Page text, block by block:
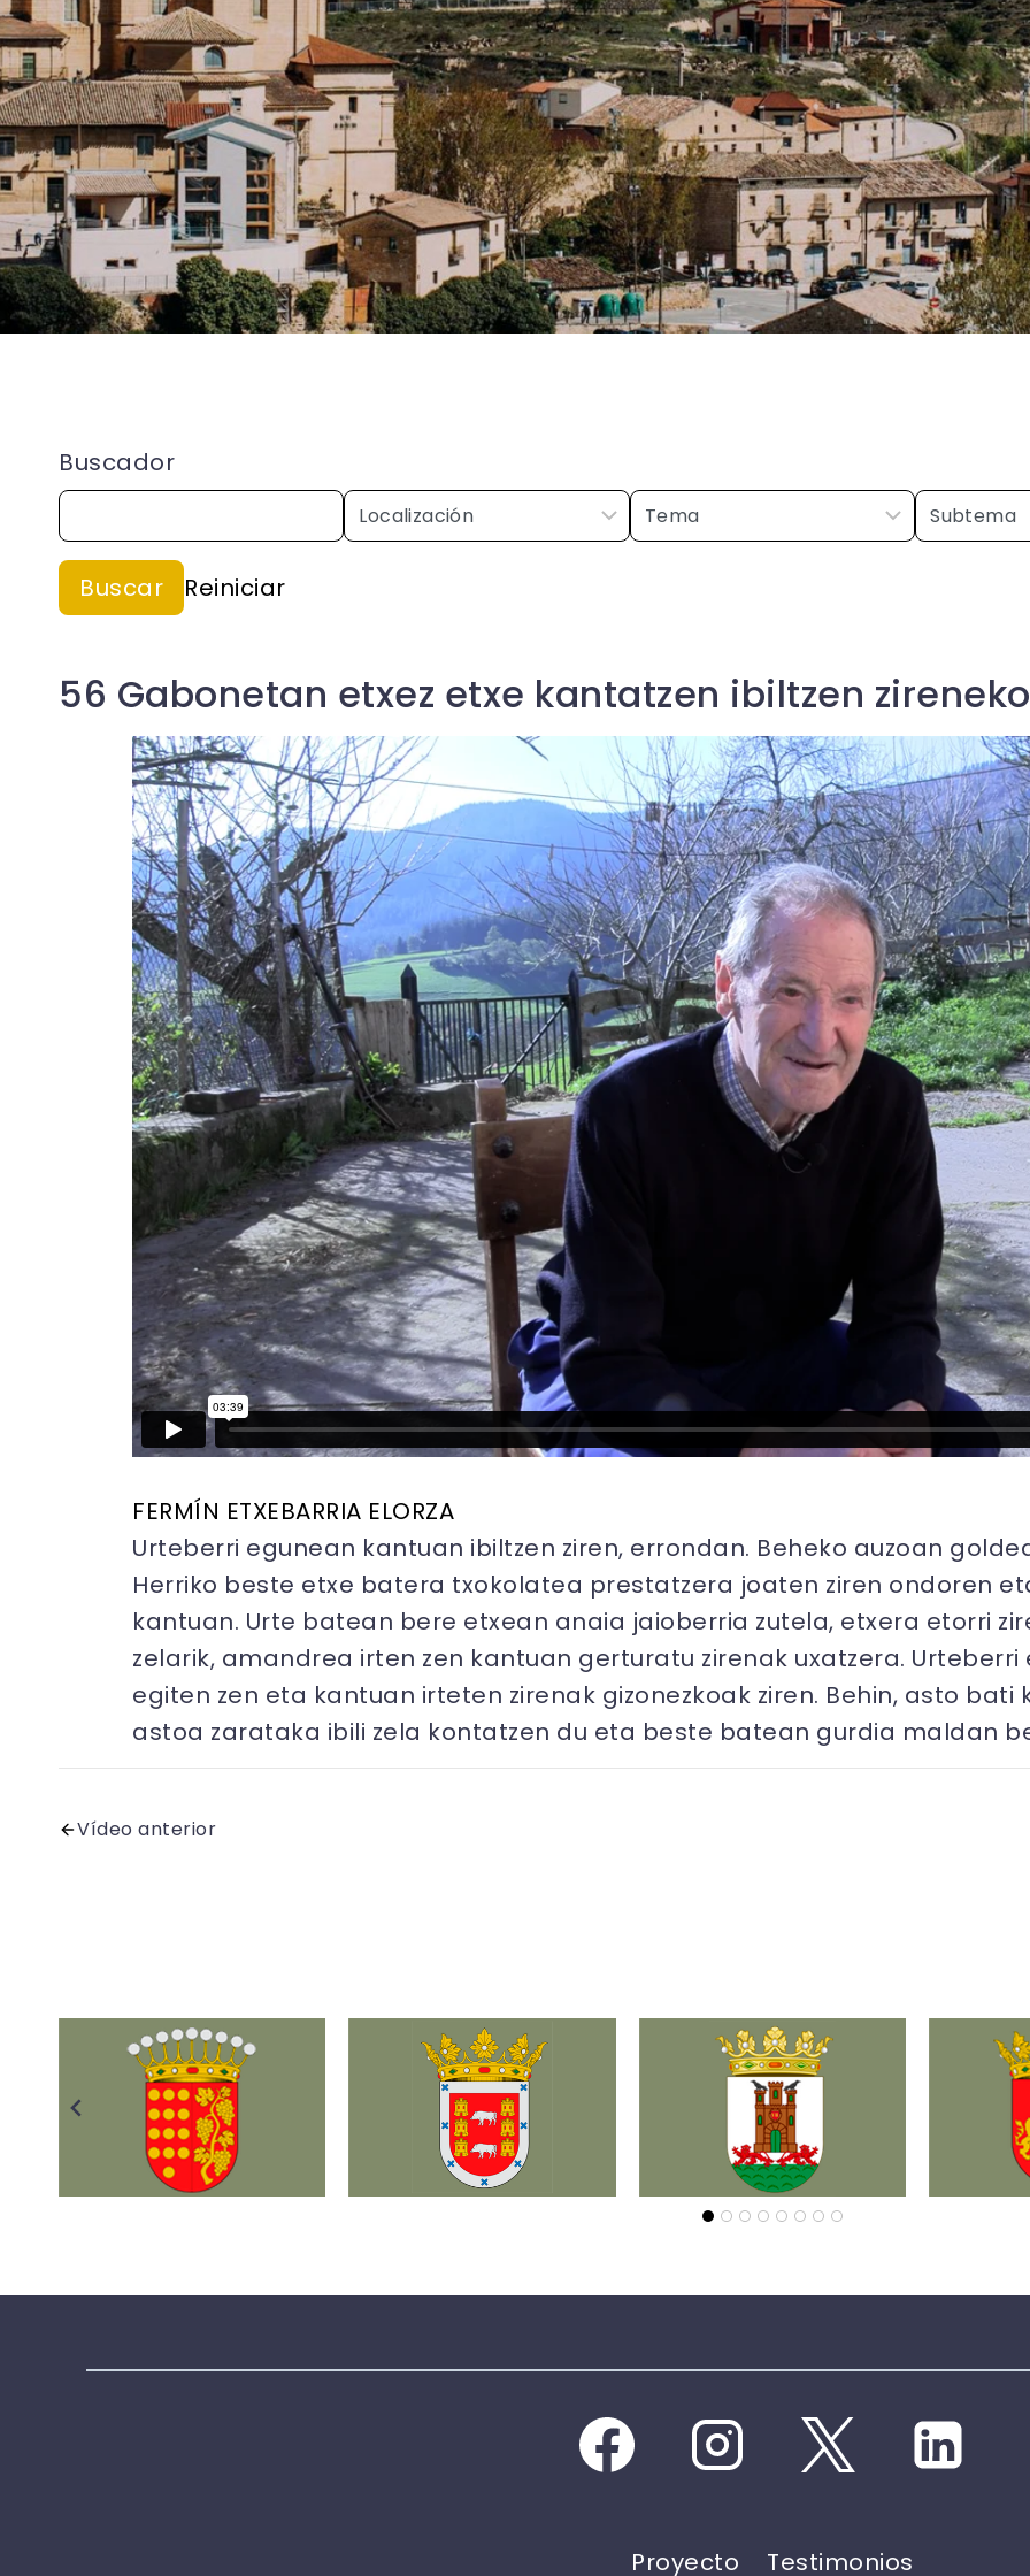
Buscador
56 Gabonetan etxez etxe kantatzen ibiltzen
FERMÍN ETXEBARRIA ELORZA
Urteberri egunean kantuan ibiltzen ziren, errondan. Beheko auzoan
Herriko beste etxe batera txokolatea prestatzera joaten ziren ondoren
kantuan. Urte batean bere etxean anaia jaioberria zutela, etxera etorri
zelarik, amandrea irten zen kantuan gerturatu zirenak uxatzera.
egiten zen eta kantuan irteten zirenak gizonezkoak ziren. Behin, asto
astoa zarataka ibili zela kontatzen du eta beste batean gurdia maldan
Vídeo anterior
Proyecto Testimonios